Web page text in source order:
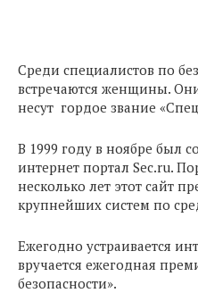
Среди специалистов по
встречаются женщины.
несут гордое звание
В 1999 году в ноябре был
интернет портал Sec.ru.
несколько лет этот сайт
крупнейших систем по
Ежегодно устраивается
вручается ежегодная
безопасности».